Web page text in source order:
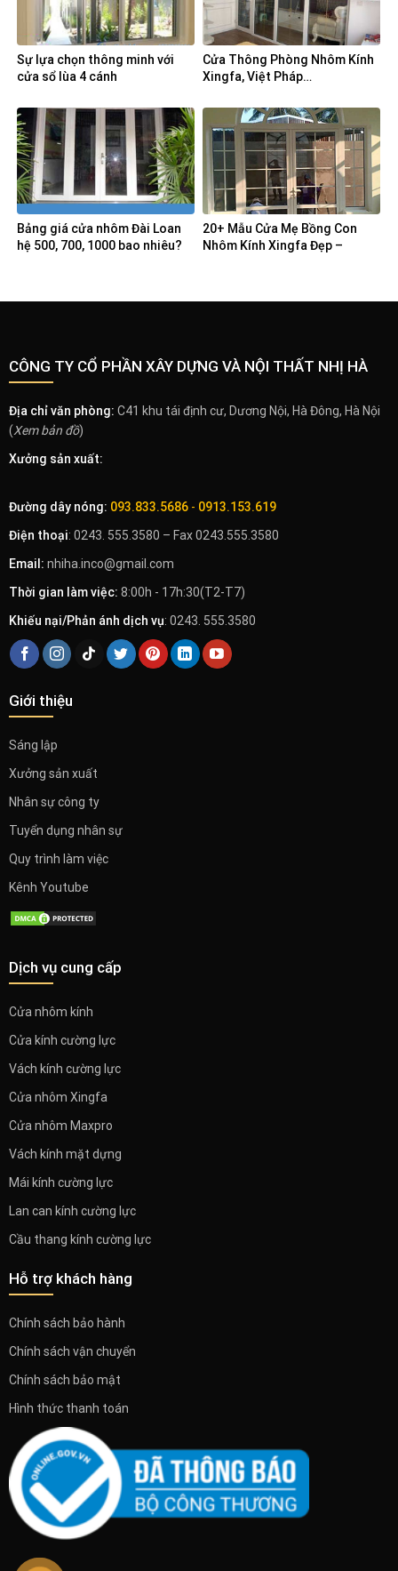
Sự lựa chọn thông minh với
cửa sổ lùa 4 cánh
Cửa Thông Phòng Nhôm Kính
Xingfa, Việt Pháp…
Bảng giá cửa nhôm Đài Loan
hệ 500, 700, 1000 bao nhiêu?
20+ Mẫu Cửa Mẹ Bồng Con
Nhôm Kính Xingfa Đẹp –
CÔNG TY CỔ PHẦN XÂY DỰNG VÀ NỘI THẤT NHỊ HÀ
Địa chỉ văn phòng: C41 khu tái định cư, Dương Nội, Hà Đông, Hà Nội
(Xem bản đồ)
Xưởng sản xuất:
Đường dây nóng: 093.833.5686- 0913.153.619
Điện thoại: 0243. 555.3580 – Fax 0243.555.3580
Email: nhiha.inco@gmail.com
Thời gian làm việc: 8:00h - 17h:30(T2-T7)
Khiếu nại/Phản ánh dịch vụ: 0243. 555.3580
Giới thiệu
Sáng lập
Xưởng sản xuất
Nhân sự công ty
Tuyển dụng nhân sự
Quy trình làm việc
Kênh Youtube
Dịch vụ cung cấp
Cửa nhôm kính
Cửa kính cường lực
Vách kính cường lực
Cửa nhôm Xingfa
Cửa nhôm Maxpro
Vách kính mặt dựng
Mái kính cường lực
Lan can kính cường lực
Cầu thang kính cường lực
Hỗ trợ khách hàng
Chính sách bảo hành
Chính sách vận chuyển
Chính sách bảo mật
Hình thức thanh toán